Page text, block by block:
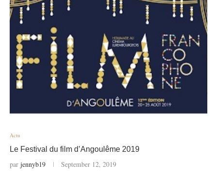
Actu
Le Festival du film d’Angoulême 2019
par jennyb19 September 12, 2019